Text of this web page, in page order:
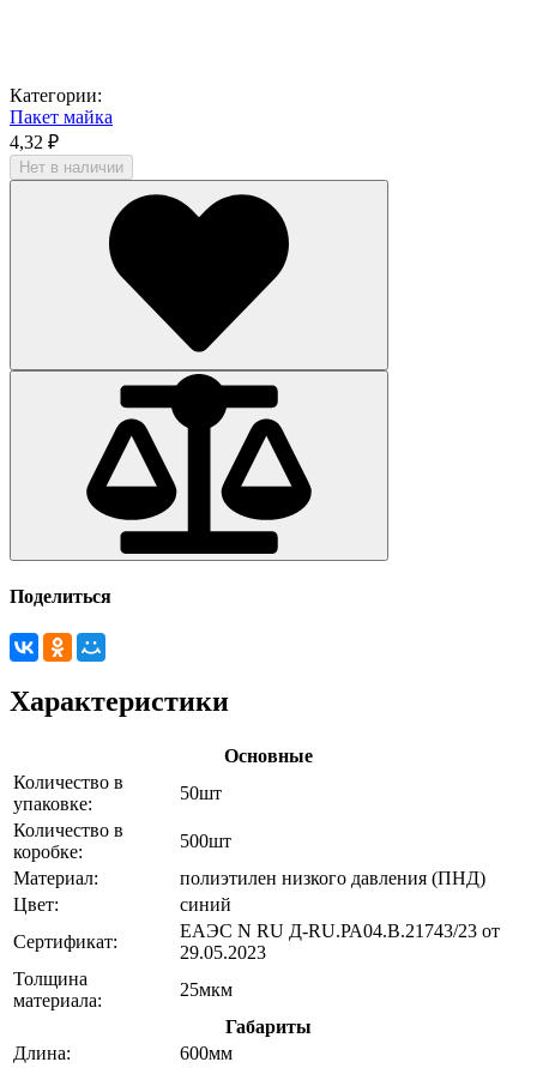
Категории:
Пакет майка
4,32 ₽
Нет в наличии
Поделиться
Характеристики
Основные
Количество в
упаковке:
50шт
Количество в
коробке:
500шт
Материал:
полиэтилен низкого давления (ПНД)
Цвет:
синий
Сертификат:
ЕАЭС N RU Д-RU.РА04.В.21743/23 от
29.05.2023
Толщина
материала:
25мкм
Габариты
Длина:
600мм